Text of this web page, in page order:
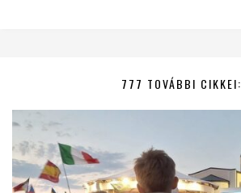
777 TOVÁBBI CIKKEI: